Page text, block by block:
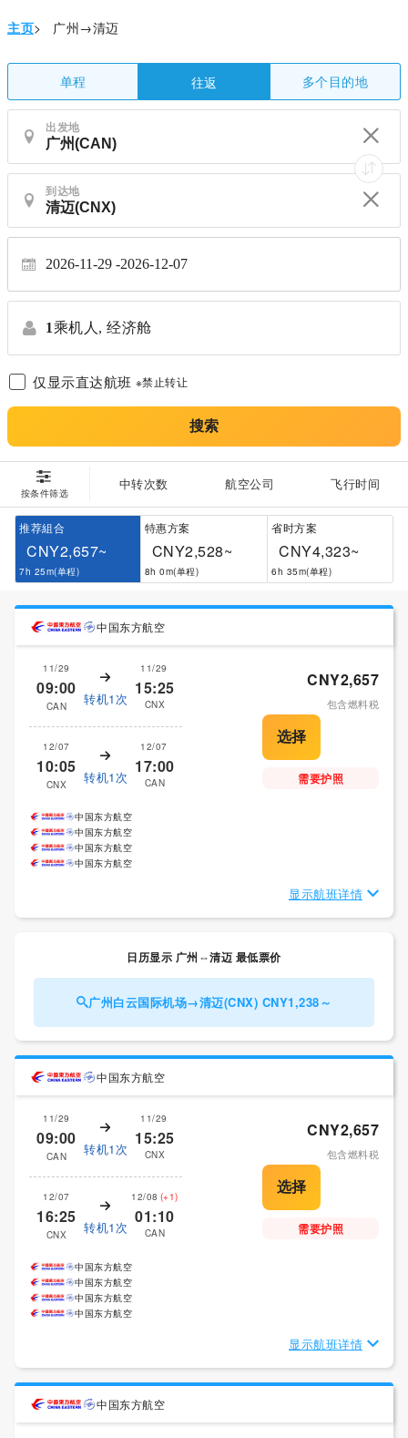
主页> 广州→清迈
单程 往返 多个目的地
出发地
到达地
2026-11-29 2026-12-07
1乘机人, 经济舱
仅显示直达航班 ※禁止转让
搜索
按条件筛选
中转次数 航空公司 飞行时间
推荐組合
CNY2,657~
7h 25m(单程)
特惠方案
CNY2,528~
8h 0m(单程)
省时方案
CNY4,323~
6h 35m(单程)
中国东方航空
11/29
09:00
CAN 转机1次
11/29
15:25
CNX
12/07
10:05
CNX 转机1次
12/07
17:00
CAN
CNY2,657
包含燃料税
需要护照
中国东方航空
中国东方航空
中国东方航空
中国东方航空
显示航班详情
日历显示 广州⇔清迈 最低票价
广州白云国际机场→清迈(CNX) CNY1,238～
中国东方航空
11/29
09:00
CAN 转机1次
11/29
15:25
CNX
12/07
16:25
CNX 转机1次
12/08 (+1)
01:10
CAN
CNY2,657
包含燃料税
需要护照
中国东方航空
中国东方航空
中国东方航空
中国东方航空
显示航班详情
中国东方航空